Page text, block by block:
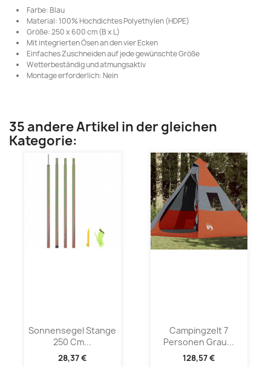
Farbe: Blau
Material: 100% Hochdichtes Polyethylen (HDPE)
Größe: 250 x 600 cm (B x L)
Mit integrierten Ösen an den vier Ecken
Einfaches Zuschneiden auf jede gewünschte Größe
Wetterbeständig und atmungsaktiv
Montage erforderlich: Nein
35 andere Artikel in der gleichen
Kategorie:
Sonnensegel Stange
250 Cm...
28,37 €
Campingzelt 7
Personen Grau...
128,57 €